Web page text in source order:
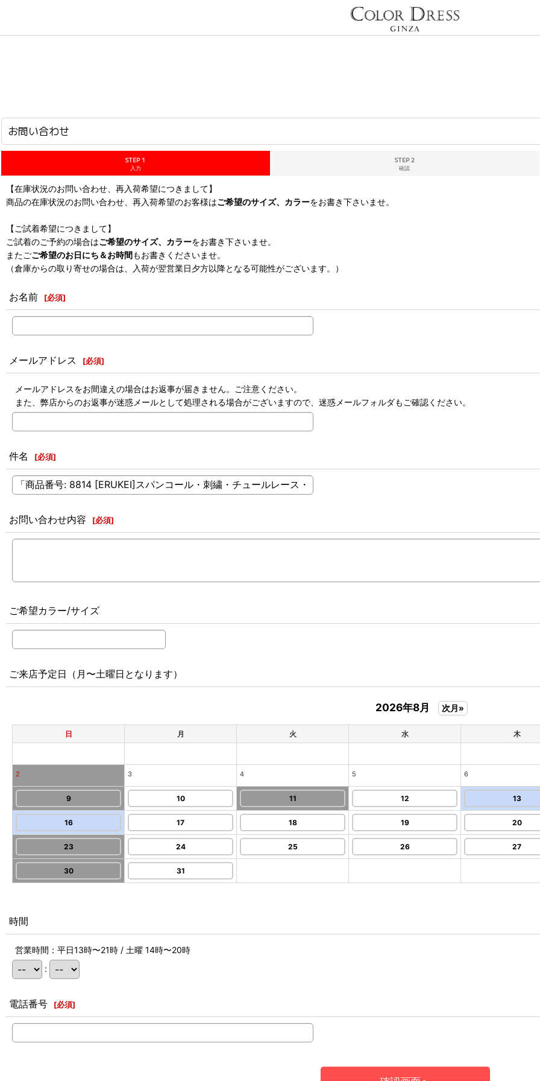
お問い合わせ
STEP 1
入力
STEP 2
確認
【在庫状況のお問い合わせ、再入荷希望につきまして】
商品の在庫状況のお問い合わせ、再入荷希望のお客様はご希望のサイズ、カラーをお書き下さいませ。
【ご試着希望につきまして】
ご試着のご予約の場合はご希望のサイズ、カラーをお書き下さいませ。
またごご希望のお日にち＆お時間もお書きくださいませ。
（倉庫からの取り寄せの場合は、入荷が翌営業日夕方以降となる可能性がございます。）
お名前 [必須]
メールアドレス [必須]
メールアドレスをお間違えの場合はお返事が届きません。ご注意ください。
また、弊店からのお返事が迷惑メールとして処理される場合がございますので、迷惑メールフォルダもご確認ください。
件名 [必須]
お問い合わせ内容 [必須]
ご希望カラー/サイズ
ご来店予定日（月〜土曜日となります）
2026年8月 次月»
日 月 火 水 木
2 3 4 5 6
9 10 11 12 13
16 17 18 19 20
23 24 25 26 27
30 31
時間
営業時間：平日13時〜21時 / 土曜 14時〜20時
:
電話番号 [必須]